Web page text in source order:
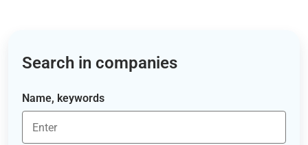
Search in companies
Name, keywords